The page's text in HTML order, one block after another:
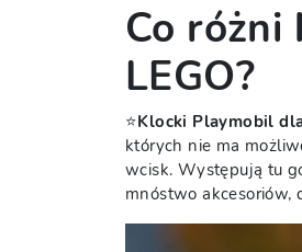
Co
LEGO?
⭐Klocki Playmobil
których nie ma
wcisk. Występują tu
mnóstwo akcesoriów,